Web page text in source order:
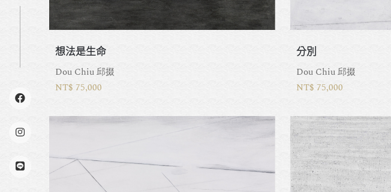
想法是生命
Dou Chiu 邱掇
NT$ 75,000
分別
Dou Chiu 邱掇
NT$ 75,000